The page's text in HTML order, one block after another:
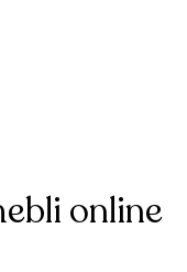
online